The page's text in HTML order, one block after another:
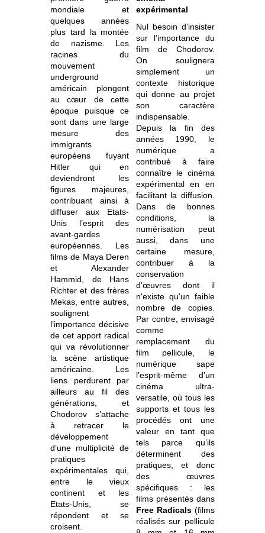
mondiale et
quelques années
plus tard la montée
de nazisme. Les
racines du
mouvement
underground
américain plongent
au cœur de cette
époque puisque ce
sont dans une large
mesure des
immigrants
européens fuyant
Hitler qui en
deviendront les
figures majeures,
contribuant ainsi à
diffuser aux Etats-
Unis l’esprit des
avant-gardes
européennes. Les
films de Maya Deren
et Alexander
Hammid, de Hans
Richter et des frères
Mekas, entre autres,
soulignent
l’importance décisive
de cet apport radical
qui va révolutionner
la scène artistique
américaine. Les
liens perdurent par
ailleurs au fil des
générations, et
Chodorov s’attache
à retracer le
développement
d’une multiplicité de
pratiques
expérimentales qui,
entre le vieux
continent et les
Etats-Unis, se
répondent et se
croisent.
expérimental
Nul besoin d’insister
sur l’importance du
film de Chodorov.
On soulignera
simplement un
contexte historique
qui donne au projet
son caractère
indispensable.
Depuis la fin des
années 1990, le
numérique a
contribué à faire
connaître le cinéma
expérimental en en
facilitant la diffusion.
Dans de bonnes
conditions, la
numérisation peut
aussi, dans une
certaine mesure,
contribuer à la
conservation
d’œuvres dont il
n'existe qu'un faible
nombre de copies.
Par contre, envisagé
comme
remplacement du
film pellicule, le
numérique sape
l’esprit-même d’un
cinéma ultra-
versatile, où tous les
supports et tous les
procédés ont une
valeur en tant que
tels parce qu’ils
déterminent des
pratiques, et donc
des œuvres
spécifiques : les
films présentés dans
Free Radicals(films
réalisés sur pellicule